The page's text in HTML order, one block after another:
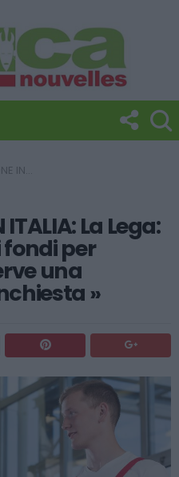
commissione d’inchiesta »
ITALIA: La Lega:
fondi per
una
»